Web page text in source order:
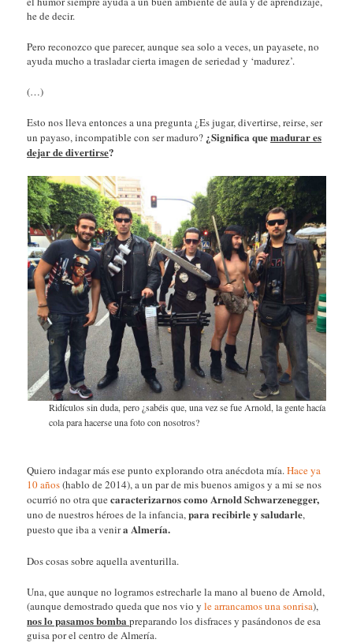
he de decir.
Pero reconozco que parecer, aunque sea solo a veces, un payasete, no
ayuda mucho a trasladar cierta imagen de seriedad y ‘madurez’.
(…)
Esto nos lleva entonces a una pregunta ¿Es jugar, divertirse, reirse, ser
un payaso, incompatible con ser maduro? ¿Significa quemadurar es
dejar de divertirse?
Ridículos sin duda, pero ¿sabéis que, una vez se fue Arnold, la gente hacía
cola para hacerse una foto con nosotros?
Quiero indagar más ese punto explorando otra anécdota mía.Hace ya
10 años(hablo de 2014), a un par de mis buenos amigos y a mi se nos
ocurrió no otra quecaracterizarnos como Arnold Schwarzenegger,
uno de nuestros héroes de la infancia,para recibirle y saludarle,
puesto que iba a venira Almería.
Dos cosas sobre aquella aventurilla.
Una, que aunque no logramos estrecharle la mano al bueno de Arnold,
(aunque demostrado queda que nos vio yle arrancamos una sonrisa),
nos lo pasamos bomba preparando los disfraces y pasándonos de esa
guisa por el centro de Almería.